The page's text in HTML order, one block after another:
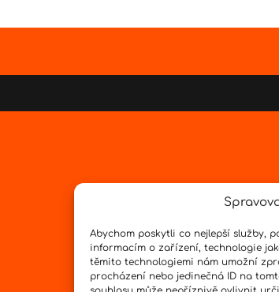
Abychom poskytli co nejlepší služby,
informacím o zařízení, technologie
těmito technologiemi nám umožní
procházení nebo jedinečná ID na